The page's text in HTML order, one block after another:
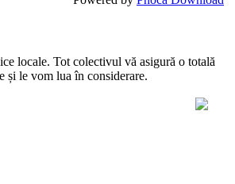
locale. Tot colectivul vă asigură o totală
și le vom lua în considerare.